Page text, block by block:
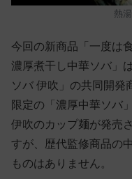
熱
今回の新商品「一度は
濃厚煮干し中華ソバ」
ソバ 伊吹」の共同開発
限定の「濃厚中華ソバ
伊吹のカップ麺が発売
すが、歴代監修商品の
ものはありません。